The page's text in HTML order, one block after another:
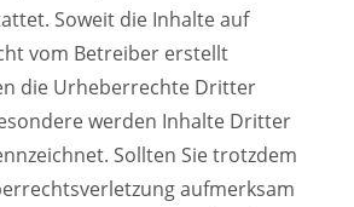
Soweit die Inhalte auf
vom Betreiber erstellt
die Urheberrechte Dritter
werden Inhalte Dritter
Sollten Sie trotzdem
aufmerksam